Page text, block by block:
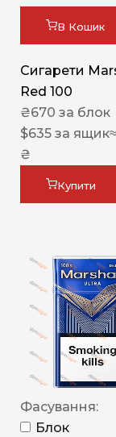
В Кошик
Сигарети
Red 100
₴670 за блок
$635 за ящик
₴
Купити
Фасування:
Блок